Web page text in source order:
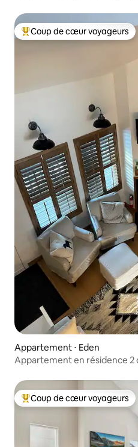
Coups de cœur voyageurs
Coup de cœur voyageurs
Appartement ⋅ Eden
Appartement en résidence 2
Coups de cœur voyageurs les
Coup de cœur voyageurs